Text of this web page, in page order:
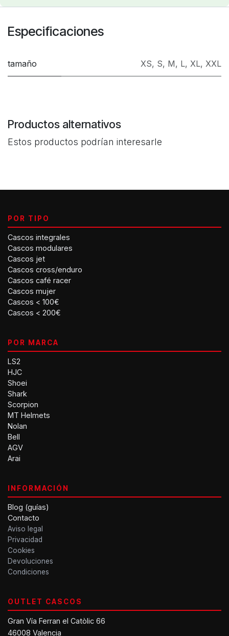
Especificaciones
tamaño XS, S, M, L, XL, XXL
Productos alternativos
Estos productos podrían interesarle
POR TIPO
Cascos integrales
Cascos modulares
Cascos jet
Cascos cross/enduro
Cascos café racer
Cascos mujer
Cascos < 100€
Cascos < 200€
POR MARCA
LS2
HJC
Shoei
Shark
Scorpion
MT Helmets
Nolan
Bell
AGV
Arai
INFORMACIÓN
Blog (guías)
Contacto
Aviso legal
Privacidad
Cookies
Devoluciones
Condiciones
OUTLET CASCOS
Gran Vía Ferran el Catòlic 66
46008 Valencia